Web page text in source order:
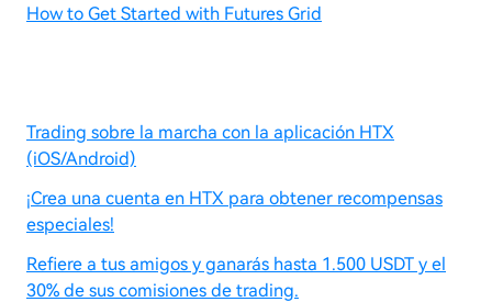
How to Get Started with Futures Grid
Trading sobre la marcha con la aplicación HTX
(iOS/Android)
¡Crea una cuenta en HTX para obtener recompensas
especiales!
Refiere a tus amigos y ganarás hasta 1.500 USDT y el
30% de sus comisiones de trading.